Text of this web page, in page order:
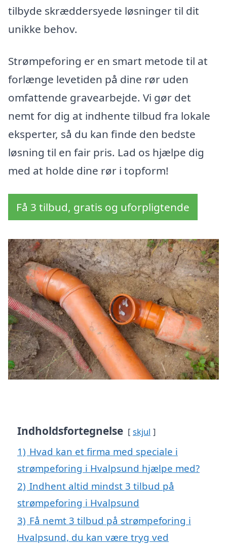
tilbyde skræddersyede løsninger til dit
unikke behov.
Strømpeforing er en smart metode til at
forlænge levetiden på dine rør uden
omfattende gravearbejde. Vi gør det
nemt for dig at indhente tilbud fra lokale
eksperter, så du kan finde den bedste
løsning til en fair pris. Lad os hjælpe dig
med at holde dine rør i topform!
Få 3 tilbud, gratis og uforpligtende
Indholdsfortegnelse skjul
1) Hvad kan et firma med speciale i
strømpeforing i Hvalpsund hjælpe med?
2) Indhent altid mindst 3 tilbud på
strømpeforing i Hvalpsund
3) Få nemt 3 tilbud på strømpeforing i
Hvalpsund, du kan være tryg ved